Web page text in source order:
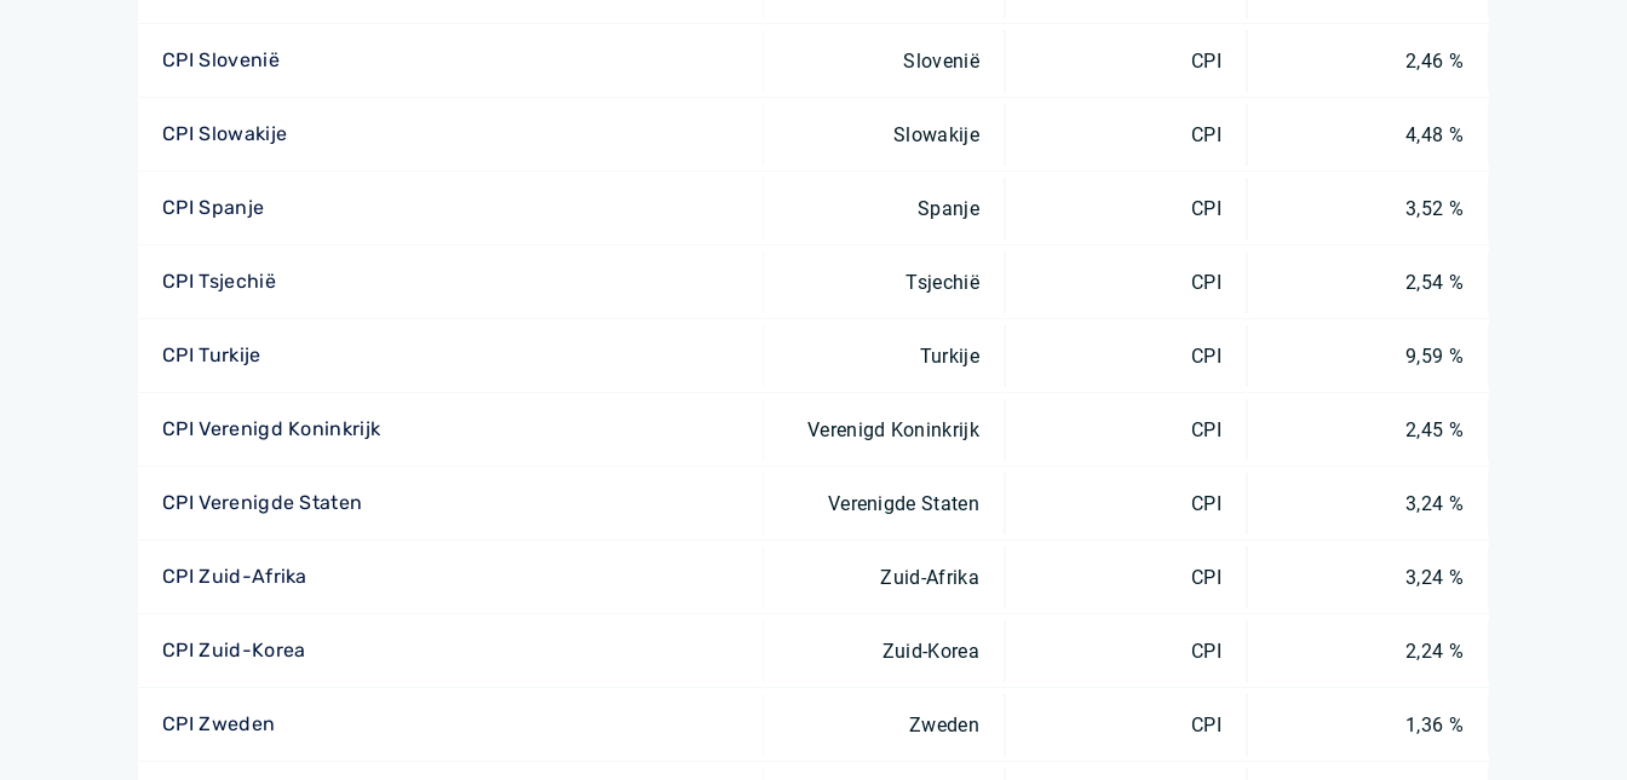
CPI Slovenië Slovenië CPI 2,46 %
CPI Slowakije Slowakije CPI 4,48 %
CPI Spanje Spanje CPI 3,52 %
CPI Tsjechië Tsjechië CPI 2,54 %
CPI Turkije Turkije CPI 9,59 %
CPI Verenigd Koninkrijk Verenigd Koninkrijk CPI 2,45 %
CPI Verenigde Staten Verenigde Staten CPI 3,24 %
CPI Zuid-Afrika Zuid-Afrika CPI 3,24 %
CPI Zuid-Korea Zuid-Korea CPI 2,24 %
CPI Zweden Zweden CPI 1,36 %